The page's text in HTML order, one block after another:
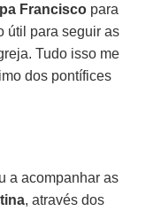
Francisco para
útil para seguir as
Tudo isso me
dos pontífices
a acompanhar as
, através dos